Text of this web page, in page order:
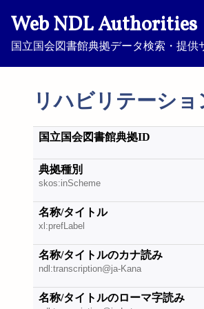
Web NDL Authorities
国立国会図書館典拠データ検索・提供
リハビリテーショ
国立国会図書館典拠ID
典拠種別
skos:inScheme
名称/タイトル
xl:prefLabel
名称/タイトルのカナ読み
ndl:transcription@ja-Kana
名称/タイトルのローマ字読み